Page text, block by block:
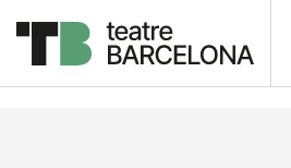
Descripció Fitxa artística